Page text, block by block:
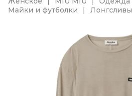
Майки и футболки
Лонгсливы